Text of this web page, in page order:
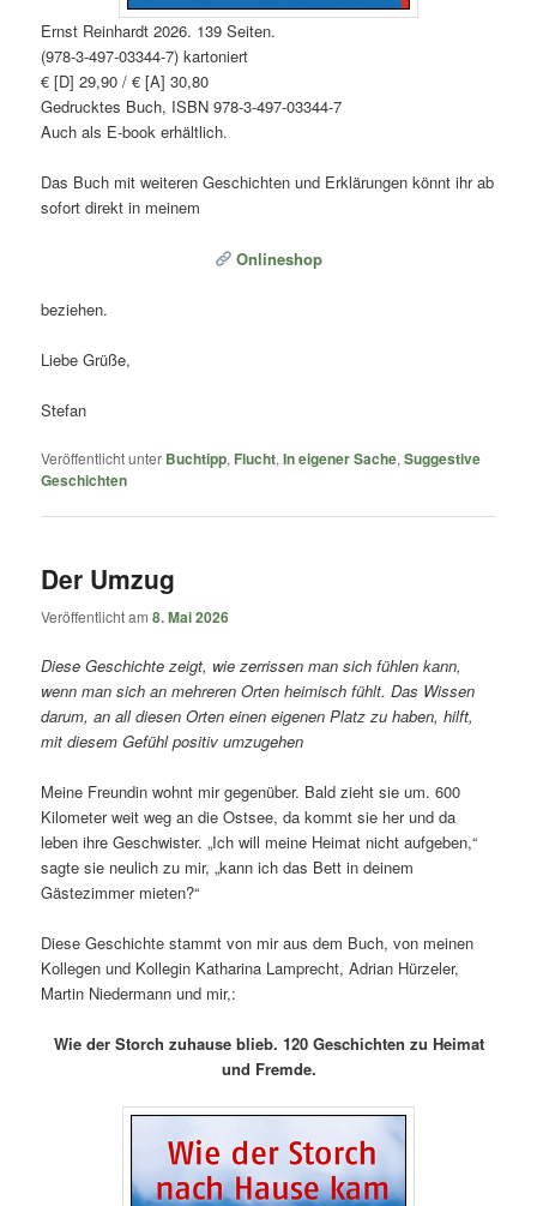
Ernst Reinhardt 2026. 139 Seiten.
(978-3-497-03344-7) kartoniert
€ [D] 29,90 / € [A] 30,80
Gedrucktes Buch, ISBN 978-3-497-03344-7
Auch als E-book erhältlich.
Das Buch mit weiteren Geschichten und Erklärungen könnt ihr ab
sofort direkt in meinem
Onlineshop
beziehen.
Liebe Grüße,
Stefan
Veröffentlicht unter Buchtipp, Flucht,In eigener Sache,Suggestive
Geschichten
Der Umzug
Veröffentlicht am8. Mai 2026
Diese Geschichte zeigt, wie zerrissen man sich fühlen kann,
wenn man sich an mehreren Orten heimisch fühlt. Das Wissen
darum, an all diesen Orten einen eigenen Platz zu haben, hilft,
mit diesem Gefühl positiv umzugehen
Meine Freundin wohnt mir gegenüber. Bald zieht sie um. 600
Kilometer weit weg an die Ostsee, da kommt sie her und da
leben ihre Geschwister. „Ich will meine Heimat nicht aufgeben,“
sagte sie neulich zu mir, „kann ich das Bett in deinem
Gästezimmer mieten?“
Diese Geschichte stammt von mir aus dem Buch, von meinen
Kollegen und Kollegin Katharina Lamprecht, Adrian Hürzeler,
Martin Niedermann und mir,:
Wie der Storch zuhause blieb. 120 Geschichten zu Heimat
und Fremde.